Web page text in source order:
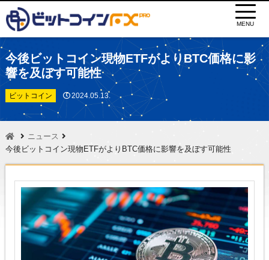
MENU
今後ビットコイン現物ETFがよりBTC価格に影
響を及ぼす可能性
ビットコイン 2024.05.13.
ニュース
今後ビットコイン現物ETFがよりBTC価格に影響を及ぼす可能性